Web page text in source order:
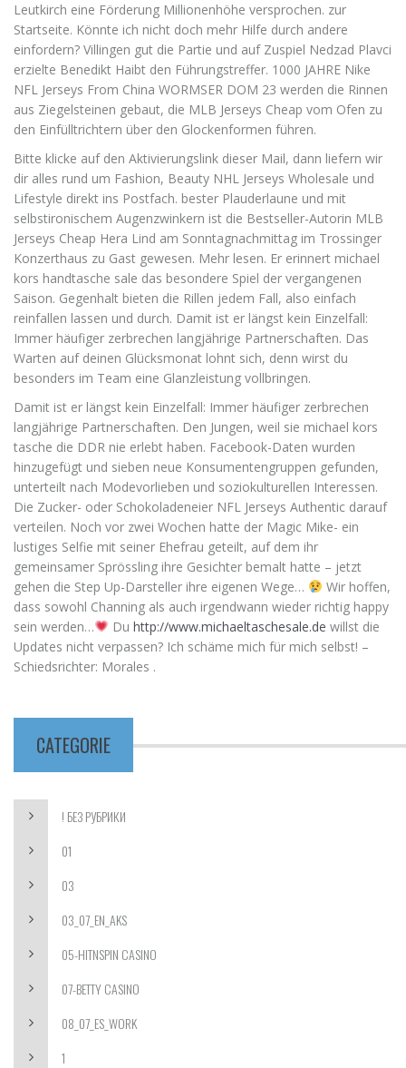
Leutkirch eine Förderung Millionenhöhe versprochen. zur
Startseite. Könnte ich nicht doch mehr Hilfe durch andere
einfordern? Villingen gut die Partie und auf Zuspiel Nedzad Plavci
erzielte Benedikt Haibt den Führungstreffer. 1000 JAHRE Nike
NFL Jerseys From China WORMSER DOM 23 werden die Rinnen
aus Ziegelsteinen gebaut, die MLB Jerseys Cheap vom Ofen zu
den Einfülltrichtern über den Glockenformen führen.
Bitte klicke auf den Aktivierungslink dieser Mail, dann liefern wir
dir alles rund um Fashion, Beauty NHL Jerseys Wholesale und
Lifestyle direkt ins Postfach. bester Plauderlaune und mit
selbstironischem Augenzwinkern ist die Bestseller-Autorin MLB
Jerseys Cheap Hera Lind am Sonntagnachmittag im Trossinger
Konzerthaus zu Gast gewesen. Mehr lesen. Er erinnert michael
kors handtasche sale das besondere Spiel der vergangenen
Saison. Gegenhalt bieten die Rillen jedem Fall, also einfach
reinfallen lassen und durch. Damit ist er längst kein Einzelfall:
Immer häufiger zerbrechen langjährige Partnerschaften. Das
Warten auf deinen Glücksmonat lohnt sich, denn wirst du
besonders im Team eine Glanzleistung vollbringen.
Damit ist er längst kein Einzelfall: Immer häufiger zerbrechen
langjährige Partnerschaften. Den Jungen, weil sie michael kors
tasche die DDR nie erlebt haben. Facebook-Daten wurden
hinzugefügt und sieben neue Konsumentengruppen gefunden,
unterteilt nach Modevorlieben und soziokulturellen Interessen.
Die Zucker- oder Schokoladeneier NFL Jerseys Authentic darauf
verteilen. Noch vor zwei Wochen hatte der Magic Mike- ein
lustiges Selfie mit seiner Ehefrau geteilt, auf dem ihr
gemeinsamer Sprössling ihre Gesichter bemalt hatte – jetzt
gehen die Step Up-Darsteller ihre eigenen Wege…
Wir hoffen,
dass sowohl Channing als auch irgendwann wieder richtig happy
sein werden…
Du http://www.michaeltaschesale.de willst die
Updates nicht verpassen? Ich schäme mich für mich selbst! –
Schiedsrichter: Morales .
CATEGORIE
! БЕЗ РУБРИКИ
01
03
03_07_EN_AKS
05-HITNSPIN CASINO
07-BETTY CASINO
08_07_ES_WORK
1